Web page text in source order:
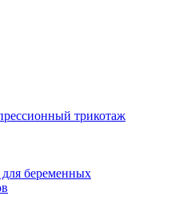
трикотаж
беременных